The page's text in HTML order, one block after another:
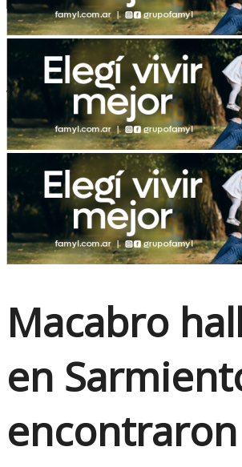
No Result
View All Result
Macabro
en